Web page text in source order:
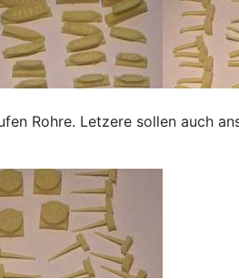
Rohre. Letzere sollen auch